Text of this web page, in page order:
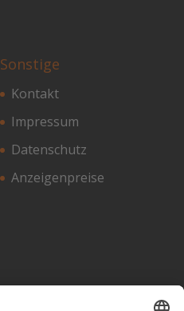
Sonstige
Kontakt
Impressum
Datenschutz
Anzeigenpreise